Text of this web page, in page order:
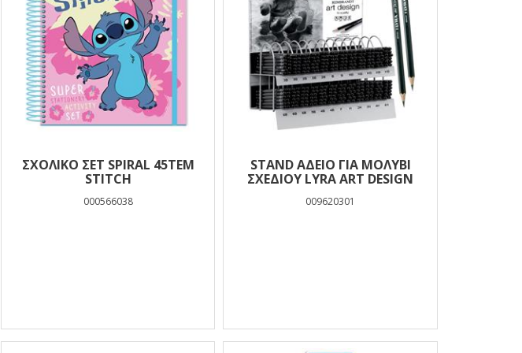
ΣΧΟΛΙΚΟ ΣΕΤ SPIRAL 45ΤΕΜ
STITCH
000566038
STAND ΑΔΕΙΟ ΓΙΑ ΜΟΛΥΒΙ
ΣΧΕΔΙΟΥ LYRA ART DESIGN
009620301